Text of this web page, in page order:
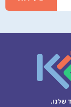
שלנו.